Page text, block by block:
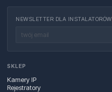
NEWSLETTER DLA INSTALATORÓW
SKLEP
Kamery IP
Rejestratory